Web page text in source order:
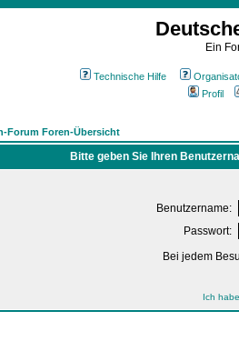
Ein
Technische Hilfe
Profil
Forum Foren-Übersicht
Bitte geben Sie Ihren
Benutzername:
Passwort:
Bei jedem
Ich